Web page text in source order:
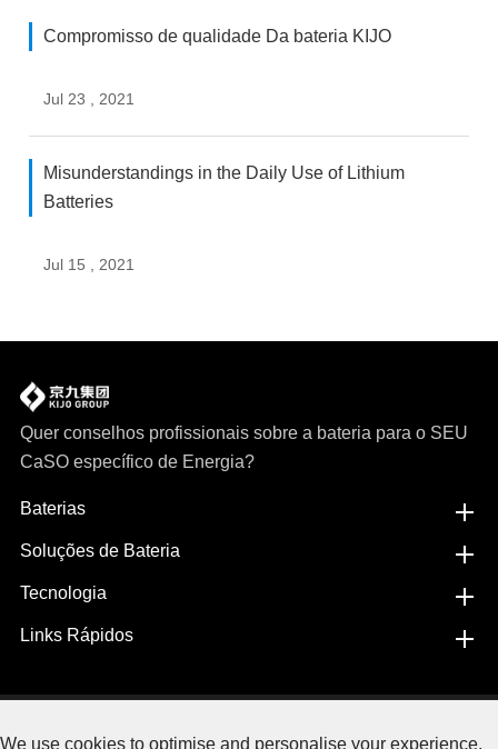
Compromisso de qualidade Da bateria KIJO
Jul 23 , 2021
Misunderstandings in the Daily Use of Lithium
Batteries
Jul 15 , 2021
Quer conselhos profissionais sobre a bateria para o SEU
CaSO específico de Energia?
Baterias
Soluções de Bateria
Tecnologia
Links Rápidos
We use cookies to optimise and personalise your experience,